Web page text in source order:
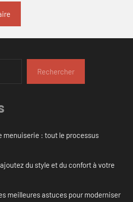
Rechercher
menuiserie : tout le processus
du style et du confort à votre
meilleures astuces pour moderniser